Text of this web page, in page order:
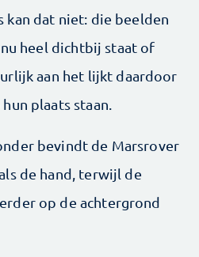
kan dat niet: die beelden
heel dichtbij staat of
aan het lijkt daardoor
plaats staan.
bevindt de Marsrover
de hand, terwijl de
op de achtergrond